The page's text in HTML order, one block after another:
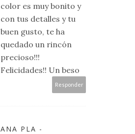
color es muy bonito y
con tus detalles y tu
buen gusto, te ha
quedado un rincón
precioso!!!
Felicidades!! Un beso
Responder
ANA PLA -